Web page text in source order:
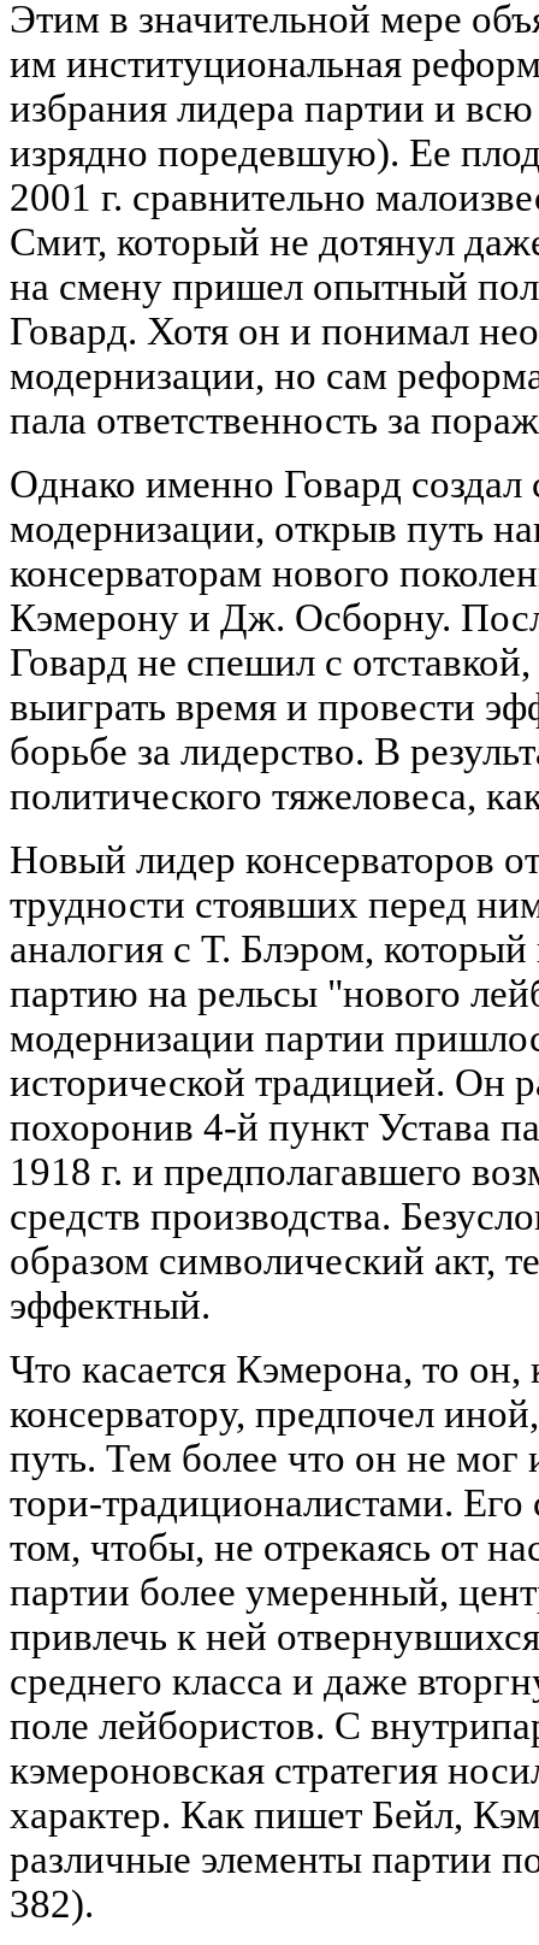
Этим в значительной мере
им институциональная
избрания лидера партии и
изрядно поредевшую). Ее
2001 г. сравнительно
Смит, который не дотянул
на смену пришел опытный
Говард. Хотя он и понимал
модернизации, но сам
пала ответственность за
Однако именно Говард создал
модернизации, открыв путь
консерваторам нового
Кэмерону и Дж. Осборну.
Говард не спешил с
выиграть время и провести
борьбе за лидерство. В
политического тяжеловеса,
Новый лидер консерваторов
трудности стоявших перед
аналогия с Т. Блэром,
партию на рельсы "нового
модернизации партии
исторической традицией. Он
похоронив 4-й пункт Устава
1918 г. и предполагавшего
средств производства.
образом символический акт,
эффектный.
Что касается Кэмерона, то он,
консерватору, предпочел
путь. Тем более что он не мог
тори-традиционалистами. Его
том, чтобы, не отрекаясь от
партии более умеренный,
привлечь к ней
среднего класса и даже
поле лейбористов. С
кэмероновская стратегия
характер. Как пишет Бейл,
различные элементы партии
382).